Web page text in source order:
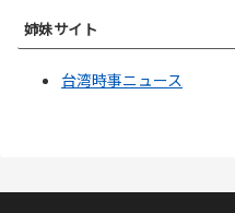
姉妹サイト
台湾時事ニュース